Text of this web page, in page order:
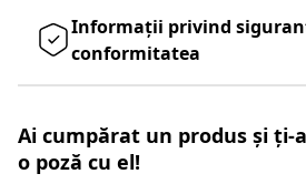
Informații privind
conformitatea
Ai cumpărat un produs și ți-
o poză cu el!